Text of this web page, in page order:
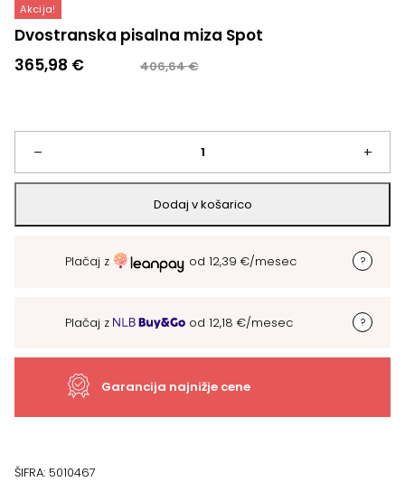
Akcija!
Dvostranska pisalna miza Spot
406,64€
Izvirna
bila:
406,64 €.
365,98 €
Trenutna
365,98 €.
–
Dvostranska
pisalna
miza
+
Dodaj v košarico
Plačaj z od 12,39 €/mesec
Plačaj z od 12,18 €/mesec
Garancija najnižje cene
ŠIFRA: 5010467